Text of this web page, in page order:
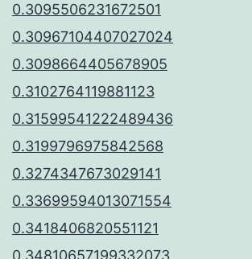
0.3095506231672501
0.30967104407027024
0.3098664405678905
0.3102764119881123
0.31599541222489436
0.3199796975842568
0.3274347673029141
0.33699594013071554
0.3418406820551121
0.34810657199332073